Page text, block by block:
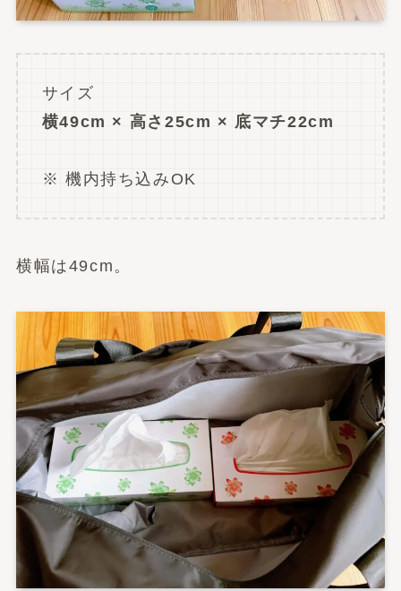
サイズ
横49cm × 高さ25cm × 底マチ22cm
※ 機内持ち込みOK
横幅は49cm。